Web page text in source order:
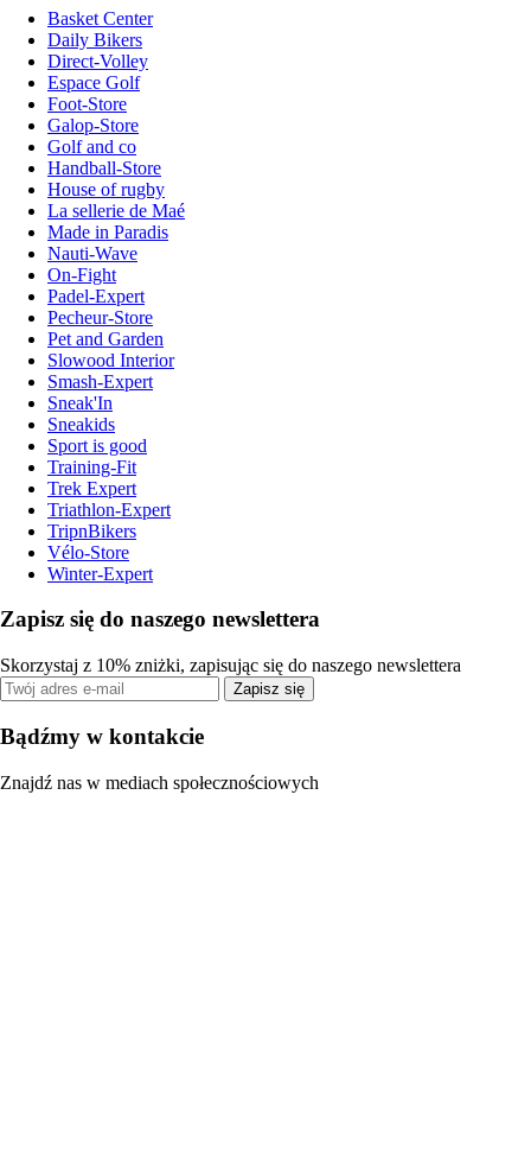
Basket Center
Daily Bikers
Direct-Volley
Espace Golf
Foot-Store
Galop-Store
Golf and co
Handball-Store
House of rugby
La sellerie de Maé
Made in Paradis
Nauti-Wave
On-Fight
Padel-Expert
Pecheur-Store
Pet and Garden
Slowood Interior
Smash-Expert
Sneak'In
Sneakids
Sport is good
Training-Fit
Trek Expert
Triathlon-Expert
TripnBikers
Vélo-Store
Winter-Expert
Zapisz się do naszego newslettera
Skorzystaj z 10% zniżki, zapisując się do naszego newslettera
Zapisz się
Bądźmy w kontakcie
Znajdź nas w mediach społecznościowych